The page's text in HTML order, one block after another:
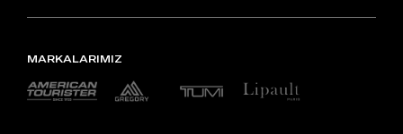
MARKALARIMIZ